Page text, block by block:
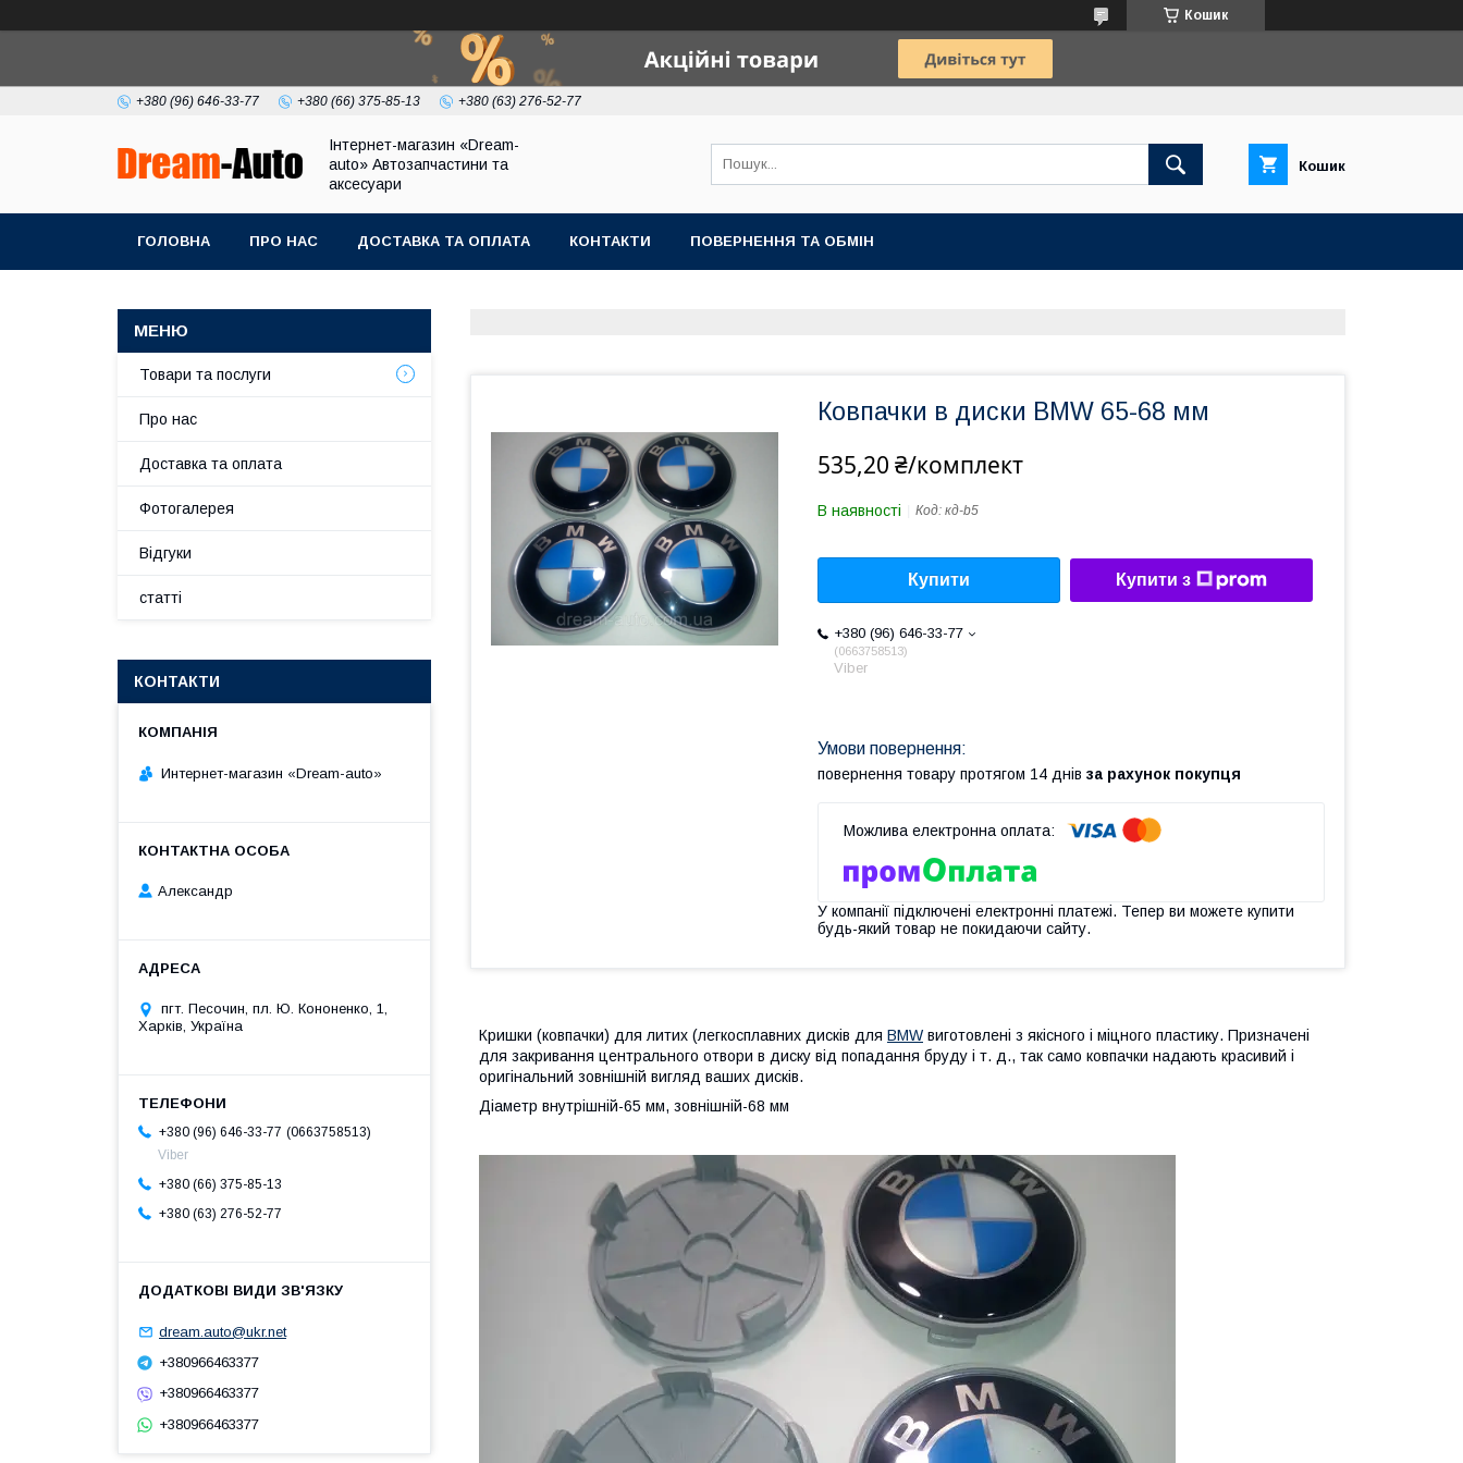
Кошик
+380 (96) 646-33-77 +380 (66) 375-85-13 +380 (63) 276-52-77
Інтернет-магазин «Dream-
auto» Автозапчастини та
аксесуари
Кошик
ГОЛОВНА ПРО НАС ДОСТАВКА ТА ОПЛАТА КОНТАКТИ ПОВЕРНЕННЯ ТА ОБМІН
Ковпачки в диски BMW 65-68 мм
535,20 ₴/комплект
В наявності Код: кд-b5
Купити Купити з
+380 (96) 646-33-77
0663758513
Viber
повернення товару протягом 14 днів за рахунок покупця
У компанії підключені електронні платежі. Тепер ви можете купити
будь-який товар не покидаючи сайту.
Кришки (ковпачки) для литих (легкосплавних дисків для BMW виготовлені з якісного і міцного пластику. Призначені
для закривання центрального отвори в диску від попадання бруду і т. д., так само ковпачки надають красивий і
оригінальний зовнішній вигляд ваших дисків.
Діаметр внутрішній-65 мм, зовнішній-68 мм
Товари та послуги
Про нас
Доставка та оплата
Фотогалерея
Відгуки
статті
КОНТАКТИ
Интернет-магазин «Dream-auto»
Александр
пгт. Песочин, пл. Ю. Кононенко, 1,
Харків, Україна
+380 (96) 646-33-77
0663758513
Viber
+380 (66) 375-85-13
+380 (63) 276-52-77
dream.auto@ukr.net
+380966463377
+380966463377
+380966463377